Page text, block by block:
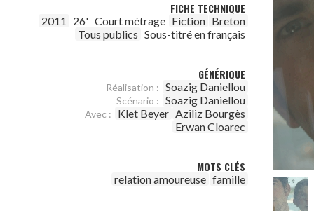
FICHE TECHNIQUE
2011 26' Court métrage Fiction Breton
Tous publics Sous-titré en français
GÉNÉRIQUE
Réalisation : Soazig Daniellou
Scénario : Soazig Daniellou
Avec : Klet Beyer Aziliz Bourgès
Erwan Cloarec
MOTS CLÉS
relation amoureuse famille